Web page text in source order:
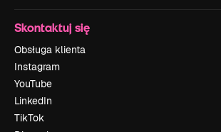
Skontaktuj się
Obsługa klienta
Instagram
YouTube
LinkedIn
TikTok